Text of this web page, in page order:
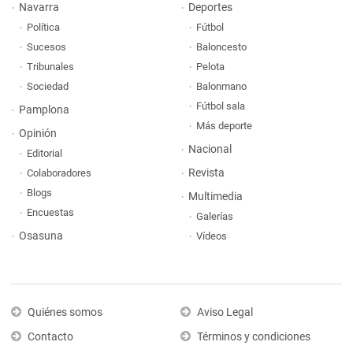
Navarra
Política
Sucesos
Tribunales
Sociedad
Pamplona
Opinión
Editorial
Colaboradores
Blogs
Encuestas
Osasuna
Deportes
Fútbol
Baloncesto
Pelota
Balonmano
Fútbol sala
Más deporte
Nacional
Revista
Multimedia
Galerías
Vídeos
Quiénes somos
Contacto
Aviso Legal
Términos y condiciones